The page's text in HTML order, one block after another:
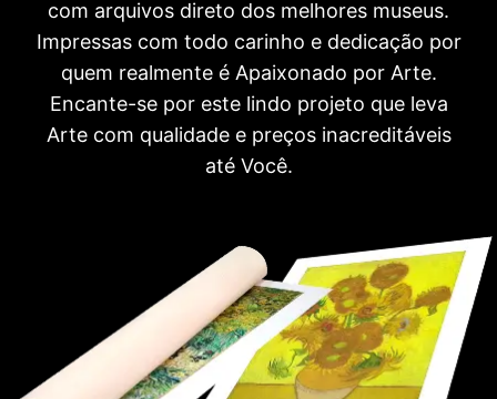
com arquivos direto dos melhores museus.
Impressas com todo carinho e dedicação por
quem realmente é Apaixonado por Arte.
Encante-se por este lindo projeto que leva
Arte com qualidade e preços inacreditáveis
até Você.